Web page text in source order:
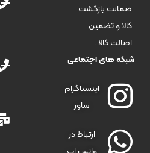
ضمانت بازگشت
کالا و تضمین
اصالت کالا .
شبکه های اجتماعی
اینستاگرام
ساور
ارتباط در